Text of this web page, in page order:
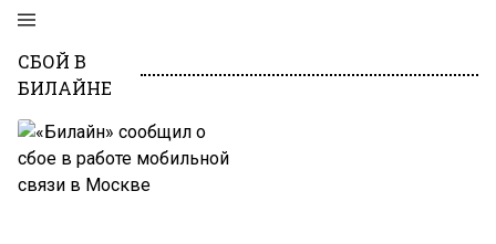
СБОЙ В
БИЛАЙНЕ